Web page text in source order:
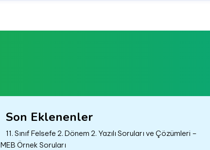
Son Eklenenler
11. Sınıf Felsefe 2. Dönem 2. Yazılı Soruları ve Çözümleri –
MEB Örnek Soruları